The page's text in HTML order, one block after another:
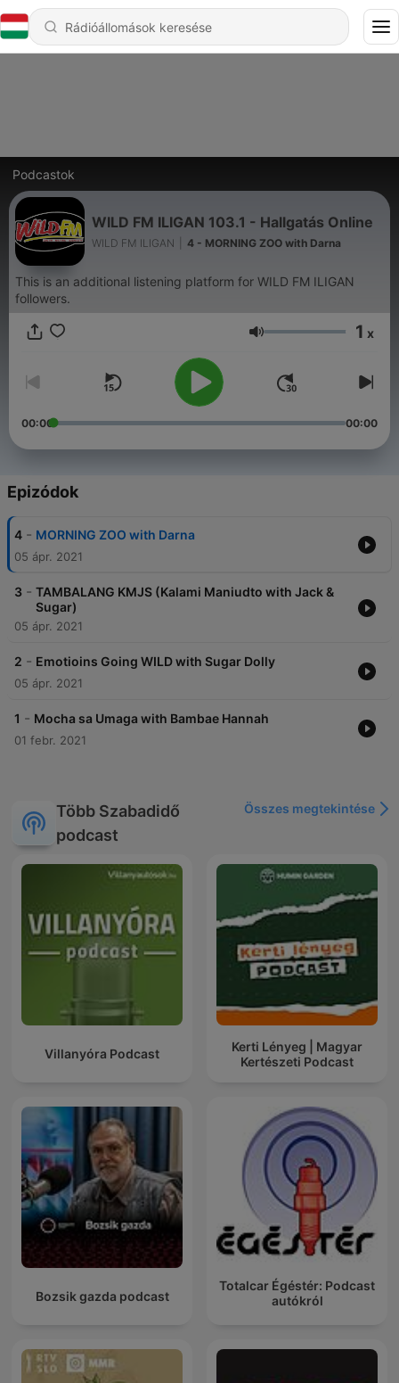
Podcastok
WILD FM ILIGAN 103.1 - Hallgatás Online
WILD FM ILIGAN 4 - MORNING ZOO with Darna
This is an additional listening platform for WILD FM ILIGAN
followers.
Hangerő 1 x
00:00 00:00
Epizódok
4 - MORNING ZOO with Darna
05 ápr. 2021
3 - TAMBALANG KMJS (Kalami Maniudto with Jack &
Sugar)
05 ápr. 2021
2 - Emotioins Going WILD with Sugar Dolly
05 ápr. 2021
1 - Mocha sa Umaga with Bambae Hannah
01 febr. 2021
Több Szabadidő
podcast
Összes megtekintése
Villanyóra Podcast
Kerti Lényeg | Magyar
Kertészeti Podcast
Bozsik gazda podcast
Totalcar Égéstér: Podcast
autókról